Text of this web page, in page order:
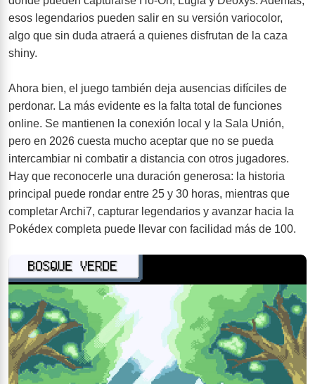
esos legendarios pueden salir en su versión variocolor,
algo que sin duda atraerá a quienes disfrutan de la caza
shiny.
Ahora bien, el juego también deja ausencias difíciles de
perdonar. La más evidente es la falta total de funciones
online. Se mantienen la conexión local y la Sala Unión,
pero en 2026 cuesta mucho aceptar que no se pueda
intercambiar ni combatir a distancia con otros jugadores.
Hay que reconocerle una duración generosa: la historia
principal puede rondar entre 25 y 30 horas, mientras que
completar Archi7, capturar legendarios y avanzar hacia la
Pokédex completa puede llevar con facilidad más de 100.